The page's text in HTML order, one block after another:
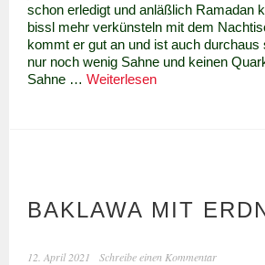
schon erledigt und anläßlich Ramadan
bissl mehr verkünsteln mit dem
kommt er gut an und ist auch durchaus
nur noch wenig Sahne und keinen
Sahne …WeiterlesenFluffiges
BAKLAWA MIT
12. April 2021 Schreibe einen Kommentar